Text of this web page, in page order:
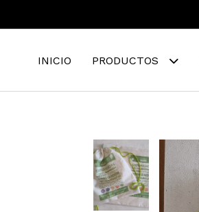
INICIO PRODUCTOS